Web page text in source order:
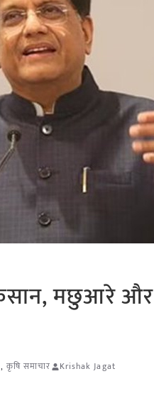
मछुआरे और
, कृषि समाचार Krishak Jagat